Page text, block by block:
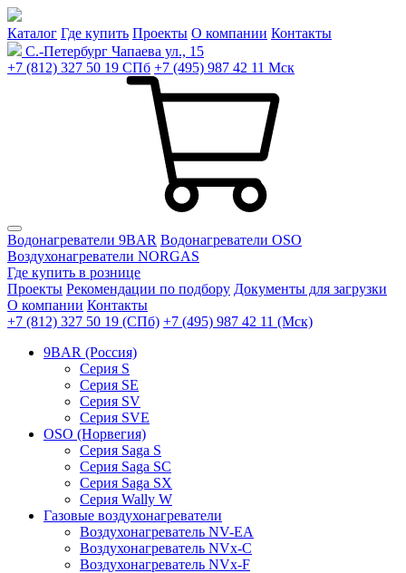
Каталог Где купить Проекты О компании Контакты
С.-Петербург Чапаева ул., 15
+7 (812) 327 50 19 СПб +7 (495) 987 42 11 Мск
Водонагреватели 9BAR Водонагреватели OSO
Воздухонагреватели NORGAS
Где купить в рознице
Проекты Рекомендации по подбору Документы для загрузки
О компании Контакты
+7 (812) 327 50 19 (СПб) +7 (495) 987 42 11 (Мск)
9BAR (Россия)
Серия S
Серия SE
Серия SV
Серия SVE
OSO (Норвегия)
Серия Saga S
Серия Saga SC
Серия Saga SX
Серия Wally W
Газовые воздухонагреватели
Воздухонагреватель NV-EA
Воздухонагреватель NVx-C
Воздухонагреватель NVx-F